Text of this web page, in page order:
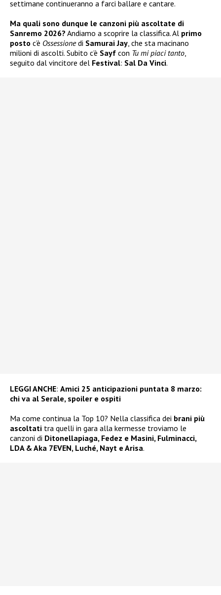
settimane continueranno a farci ballare e cantare.
Ma quali sono dunque le canzoni più ascoltate di
Sanremo 2026? Andiamo a scoprire la classifica. Al primo
posto c’è Ossessionedi Samurai Jay , che sta macinano
milioni di ascolti. Subito c’è Sayf con Tu mi piaci tanto
seguito dal vincitore del Festival: Sal Da Vinci.
LEGGI ANCHE: Amici 25 anticipazioni puntata 8 marzo:
chi va al Serale, spoiler e ospiti
Ma come continua la Top 10? Nella classifica dei brani più
ascoltati tra quelli in gara alla kermesse troviamo le
canzoni di Ditonellapiaga, Fedez e Masini, Fulminacci,
LDA & Aka 7EVEN, Luché, Nayt e Arisa.